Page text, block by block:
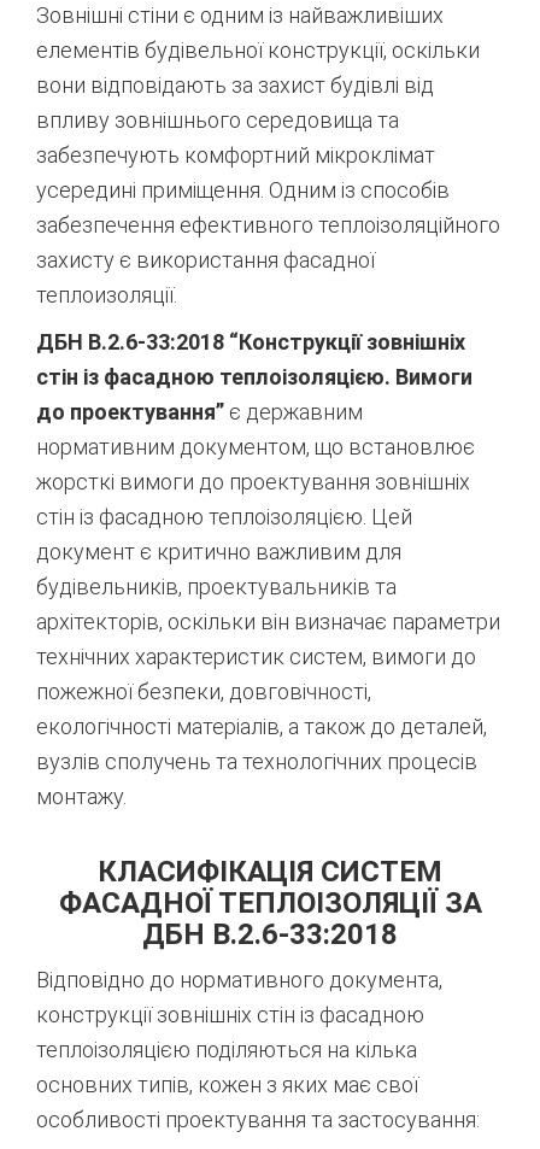
Зовнішні стіни є одним із найважливіших
елементів будівельної конструкції, оскільки
вони відповідають за захист будівлі від
впливу зовнішнього середовища та
забезпечують комфортний мікроклімат
усередині приміщення. Одним із способів
забезпечення ефективного теплоізоляційного
захисту є використання фасадної
теплоизоляції.
ДБН В.2.6-33:2018 “Конструкції зовнішніх
стін із фасадною теплоізоляцією. Вимоги
до проектування” є державним
нормативним документом, що встановлює
жорсткі вимоги до проектування зовнішніх
стін із фасадною теплоізоляцією. Цей
документ є критично важливим для
будівельників, проектувальників та
архітекторів, оскільки він визначає параметри
технічних характеристик систем, вимоги до
пожежної безпеки, довговічності,
екологічності матеріалів, а також до деталей,
вузлів сполучень та технологічних процесів
монтажу.
КЛАСИФІКАЦІЯ СИСТЕМ
ФАСАДНОЇ ТЕПЛОІЗОЛЯЦІЇ ЗА
ДБН В.2.6-33:2018
Відповідно до нормативного документа,
конструкції зовнішніх стін із фасадною
теплоізоляцією поділяються на кілька
основних типів, кожен з яких має свої
особливості проектування та застосування: